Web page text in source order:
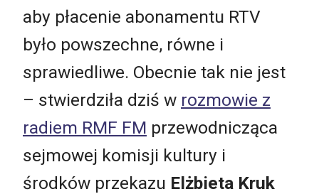
aby płacenie abonamentu RTV
było powszechne, równe i
sprawiedliwe. Obecnie tak nie jest
– stwierdziła dziś w rozmowie z
radiem RMF FM przewodnicząca
sejmowej komisji kultury i
środków przekazu Elżbieta Kruk